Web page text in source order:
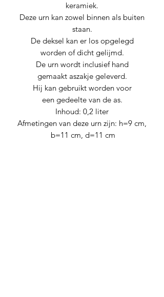
keramiek.
Deze urn kan zowel binnen als buiten
staan.
De deksel kan er los opgelegd
worden of dicht gelijmd.
De urn wordt inclusief hand
gemaakt aszakje geleverd.
Hij kan gebruikt worden voor
een gedeelte van de as.
Inhoud: 0,2 liter
Afmetingen van deze urn zijn: h=9 cm,
b=11 cm, d=11 cm